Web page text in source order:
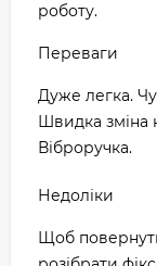
роботу.
Переваги
Дуже легка.
Швидка зміна
Віброручка.
Недоліки
Щоб